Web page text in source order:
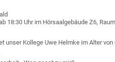
18:30 Uhr im Hörsaalgebäude Z6,
unser Kollege Uwe Helmke im Alter von